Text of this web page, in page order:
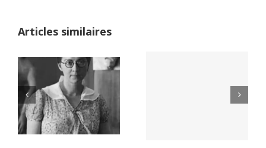
Articles similaires
Netflix Field of
Dreams (1989)
Yaïr Golan : une